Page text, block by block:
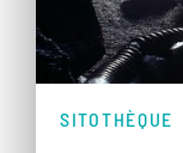
SITOTHÈQUE